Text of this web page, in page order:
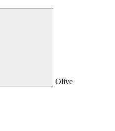
Olive